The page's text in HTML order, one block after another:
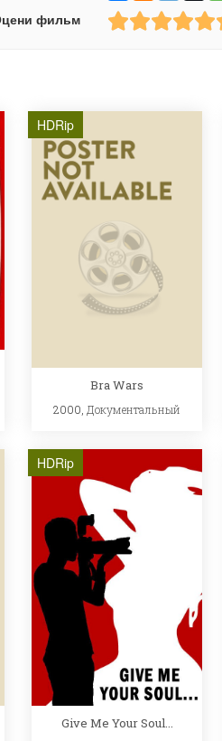
фильм
HDRip
Bra Wars
2000, Документальный
HDRip
Give Me Your Soul...